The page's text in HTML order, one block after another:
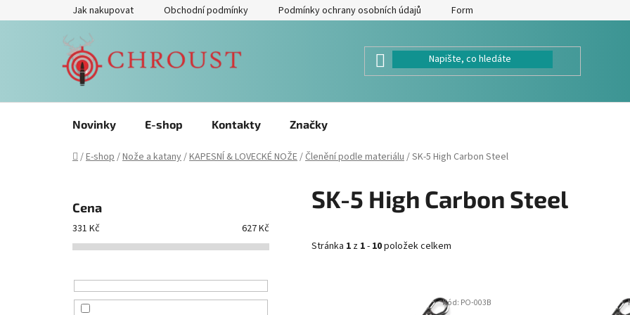
na
Jak nakupovat Obchodní podmínky Podmínky ochrany osobních údajů Formulář pro odstoupení od kupní smlouvy
Novinky E-shop Kontakty Značky
Domů
/E-shop/Nože a katany/KAPESNÍ & LOVECKÉ NOŽE/Členění podle materiálu/SK-5 High Carbon Steel
Cena
331 Kč 627Kč
SK-5 High Carbon Steel
Stránka 1 z 1- 10položek celkem
Kód: PO-003B